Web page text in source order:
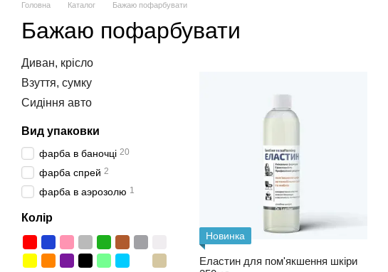
Головна Каталог Бажаю пофарбувати
Бажаю пофарбувати
Новинка
Еластин для пом'якшення шкіри
Диван, крісло
Взуття, сумку
Сидіння авто
Вид упаковки
фарба в баночці 20
фарба спрей 2
фарба в аэрозолю 1
Колір